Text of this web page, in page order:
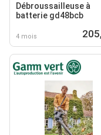
Débroussailleuse à
batterie gd48bcb
4 mois